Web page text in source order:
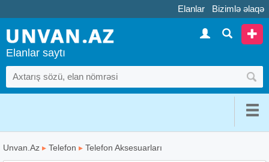
Elanlar Bizimlə əlaqə
Elanlar saytı
Unvan.Az ▸ Telefon ▸ Telefon Aksesuarları